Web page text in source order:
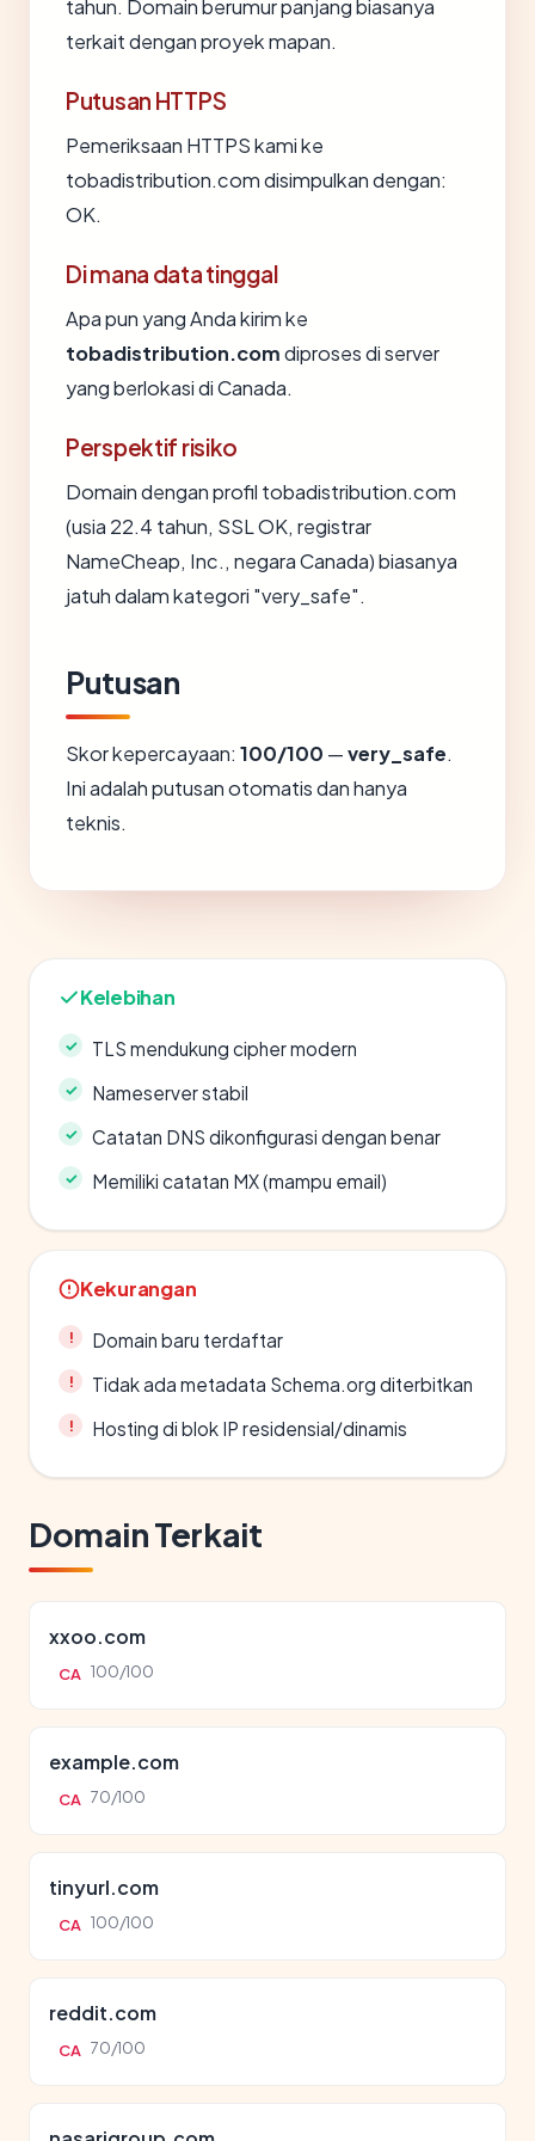
tahun. Domain berumur panjang biasanya
terkait dengan proyek mapan.
Putusan HTTPS
Pemeriksaan HTTPS kami ke
tobadistribution.com disimpulkan dengan:
OK.
Di mana data tinggal
Apa pun yang Anda kirim ke
tobadistribution.comdiproses di server
yang berlokasi di Canada.
Perspektif risiko
Domain dengan profil tobadistribution.com
(usia 22.4 tahun, SSL OK, registrar
NameCheap, Inc., negara Canada) biasanya
jatuh dalam kategori "very_safe".
Putusan
Skor kepercayaan: 100/100 —very_safe.
Ini adalah putusan otomatis dan hanya
teknis.
Kelebihan
TLS mendukung cipher modern
Nameserver stabil
Catatan DNS dikonfigurasi dengan benar
Memiliki catatan MX (mampu email)
Kekurangan
Domain baru terdaftar
Tidak ada metadata Schema.org diterbitkan
Hosting di blok IP residensial/dinamis
Domain Terkait
xxoo.com
CA 100/100
example.com
CA 70/100
tinyurl.com
CA 100/100
reddit.com
CA 70/100